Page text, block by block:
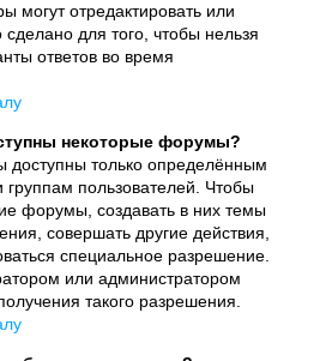
могут отредактировать или
для того, чтобы нельзя
ответов во время
некоторые форумы?
только определённым
группам пользователей. Чтобы
форумы, создавать в них темы
совершать другие действия,
специальное разрешение.
или администратором
такого разрешения.